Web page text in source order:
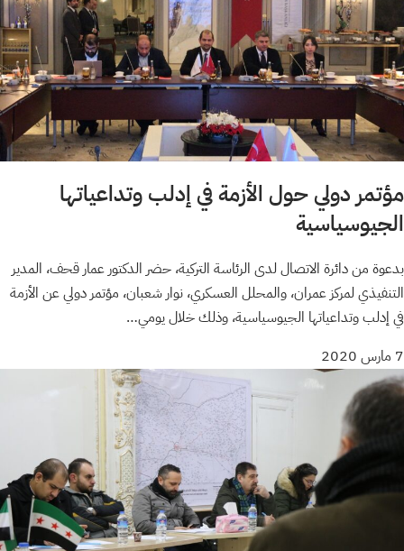
مؤتمر دولي حول الأزمة في إدلب وتداعياتها
الجيوسياسية
بدعوة من دائرة الاتصال لدى الرئاسة التركية، حضر الدكتور عمار قحف، المدير
التنفيذي لمركز عمران، والمحلل العسكري، نوار شعبان، مؤتمر دولي عن الأزمة
في إدلب وتداعياتها الجيوسياسية، وذلك خلال يومي…
7 مارس 2020